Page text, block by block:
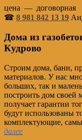
цена — договорная
☎ 8 981 842 13 19
Дома из
Кудрово
Строим дома, бани,
материалов. У нас
больших, так и
построить дом своей
получает гарантии
будут использованы
комплектующие,
далее